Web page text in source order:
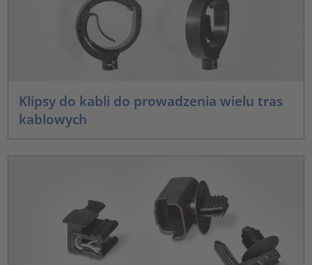
Klipsy do kabli do prowadzenia wielu tras
kablowych